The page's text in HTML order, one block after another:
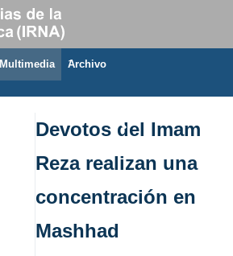
Multimedia َArchivo
Devotos del Imam
Reza realizan una
concentración en
Mashhad